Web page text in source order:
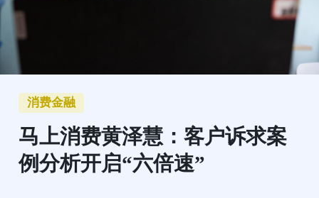
消费金融
马上消费黄泽慧：客户诉求案
例分析开启“六倍速”